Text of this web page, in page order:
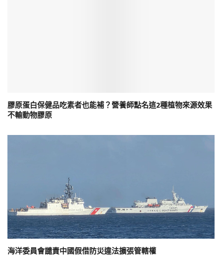
膠原蛋白保健品吃素者也能補？營養師點名這2種植物來源效果
不輸動物膠原
海洋委員會譴責中國假借防災違法擴張管轄權